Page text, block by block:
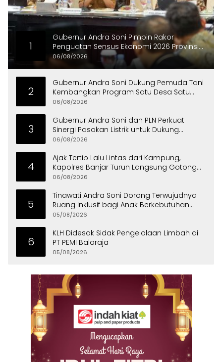
1
Gubernur Andra Soni Pimpin Rakor
Penguatan Sensus Ekonomi 2026 Provinsi
Banten
06/08/2026
2
Gubernur Andra Soni Dukung Pemuda Tani
Kembangkan Program Satu Desa Satu
Hektare Jagung
06/08/2026
3
Gubernur Andra Soni dan PLN Perkuat
Sinergi Pasokan Listrik untuk Dukung
Investasi
06/08/2026
4
Ajak Tertib Lalu Lintas dari Kampung,
Kapolres Banjar Turun Langsung Gotong
Royong Bersama Warga
06/08/2026
5
Tinawati Andra Soni Dorong Terwujudnya
Ruang Inklusif bagi Anak Berkebutuhan
Khusus
05/08/2026
6
KLH Didesak Sidak Pengelolaan Limbah di
PT PEMI Balaraja
05/08/2026